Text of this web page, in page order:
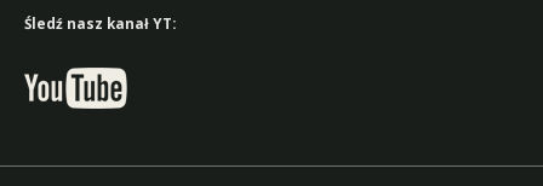
Śledź nasz kanał YT: